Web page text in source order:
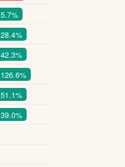
5.7%
28.4%
42.3%
126.6%
51.1%
39.0%